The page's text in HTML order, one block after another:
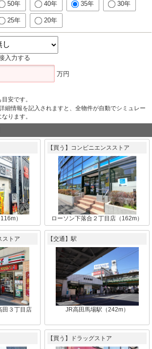
50年 40年 35年 30年
25年 20年
入力する
万円
安です。
細情報を記入されますと、全物件が自動でシミュレー
ります。
）
【買う】コンビニエンスストア
ローソン下落合２丁目店（162m）
ストア
田３丁目店
【交通】駅
JR高田馬場駅（242m）
【買う】ドラッグストア